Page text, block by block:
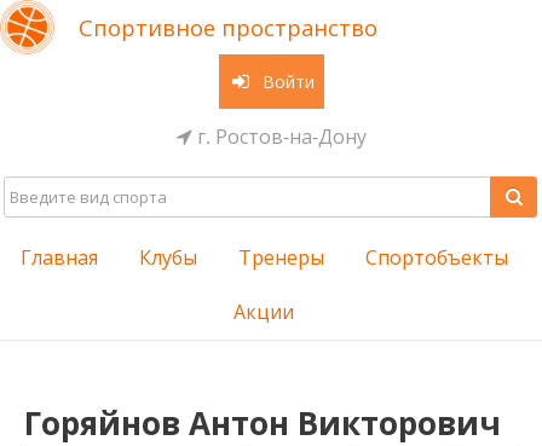
Спортивное пространство
Войти
г. Ростов-на-Дону
Главная Клубы Тренеры Спортобъекты
Акции
Горяйнов Антон Викторович